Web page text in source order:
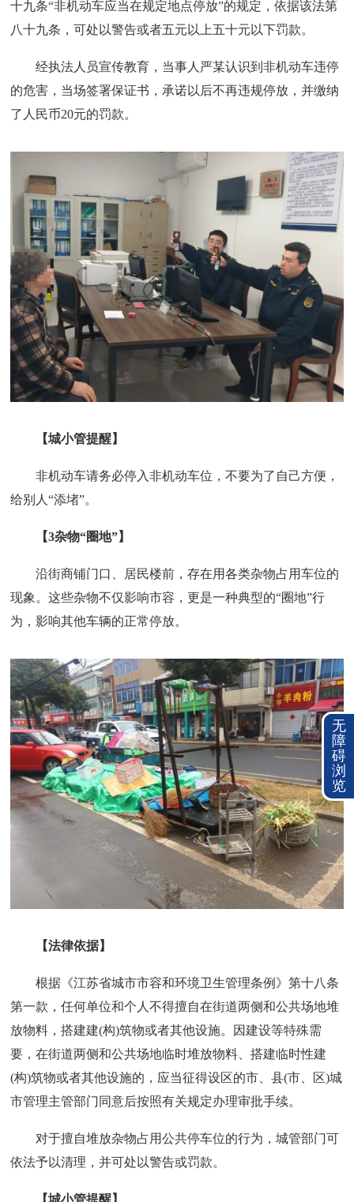
十九条“非机动车应当在规定地点停放”的规定，依据该法第
八十九条，可处以警告或者五元以上五十元以下罚款。
经执法人员宣传教育，当事人严某认识到非机动车违停
的危害，当场签署保证书，承诺以后不再违规停放，并缴纳
了人民币20元的罚款。
【城小管提醒】
非机动车请务必停入非机动车位，不要为了自己方便，
给别人“添堵”。
【3杂物“圈地”】
沿街商铺门口、居民楼前，存在用各类杂物占用车位的
现象。这些杂物不仅影响市容，更是一种典型的“圈地”行
为，影响其他车辆的正常停放。
【法律依据】
根据《江苏省城市市容和环境卫生管理条例》第十八条
第一款，任何单位和个人不得擅自在街道两侧和公共场地堆
放物料，搭建建(构)筑物或者其他设施。因建设等特殊需
要，在街道两侧和公共场地临时堆放物料、搭建临时性建
(构)筑物或者其他设施的，应当征得设区的市、县(市、区)城
市管理主管部门同意后按照有关规定办理审批手续。
对于擅自堆放杂物占用公共停车位的行为，城管部门可
依法予以清理，并可处以警告或罚款。
【城小管提醒】
无
障
碍
浏
览